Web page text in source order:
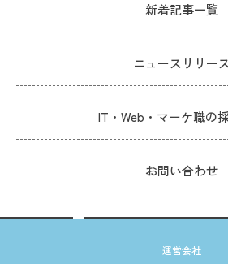
新着記事一覧
ニュースリリー
IT・Web・マーケ職の
お問い合わせ
運営会社